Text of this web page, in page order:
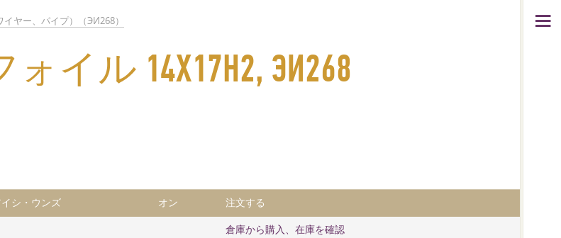
ヤー、パイプ）（ЭИ268）
イル 14Х17Н2, ЭИ268
シ・ウンズ オン 注文する
倉庫から購入、在庫を確認